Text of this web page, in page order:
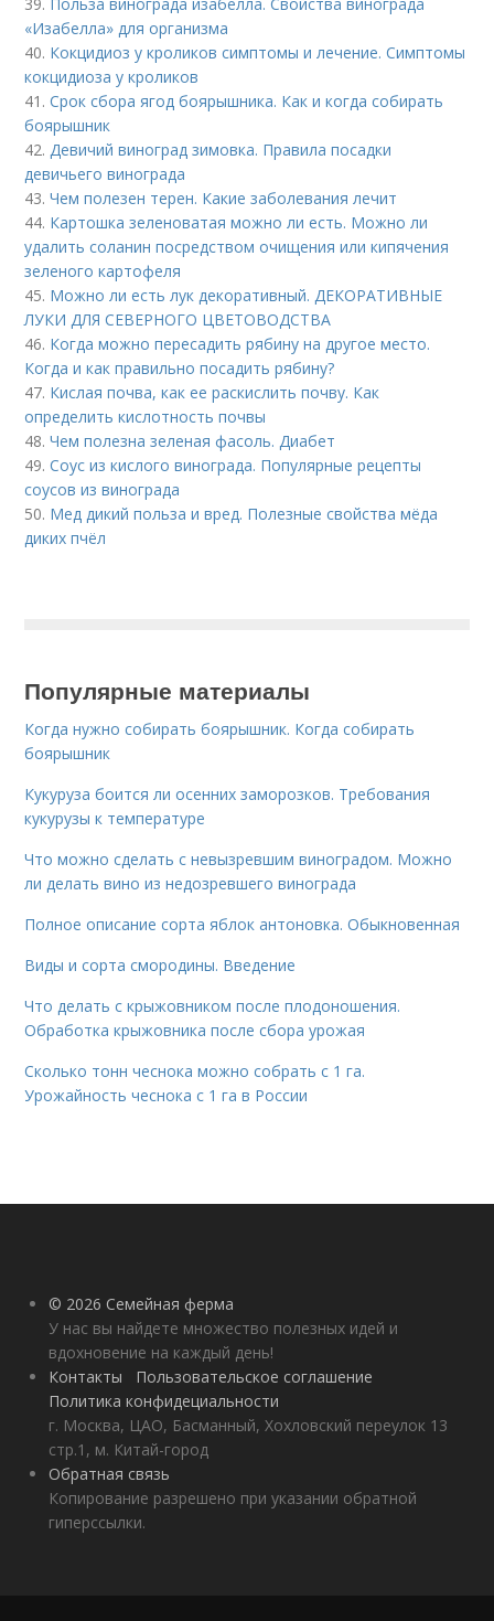
«Изабелла» для организма
40. Кокцидиоз у кроликов симптомы и лечение. Симптомы
кокцидиоза у кроликов
41.Срок сбора ягод боярышника. Как и когда собирать
боярышник
42.Девичий виноград зимовка. Правила посадки
девичьего винограда
43.Чем полезен терен. Какие заболевания лечит
44. Картошка зеленоватая можно ли есть. Можно ли
удалить соланин посредством очищения или кипячения
зеленого картофеля
45. Можно ли есть лук декоративный. ДЕКОРАТИВНЫЕ
ЛУКИ ДЛЯ СЕВЕРНОГО ЦВЕТОВОДСТВА
46. Когда можно пересадить рябину на другое место.
Когда и как правильно посадить рябину?
47. Кислая почва, как ее раскислить почву. Как
определить кислотность почвы
48.Чем полезна зеленая фасоль. Диабет
49.Соус из кислого винограда. Популярные рецепты
соусов из винограда
50. Мед дикий польза и вред. Полезные свойства мёда
диких пчёл
Популярные материалы
Когда нужно собирать боярышник. Когда собирать
боярышник
Кукуруза боится ли осенних заморозков. Требования
кукурузы к температуре
Что можно сделать с невызревшим виноградом. Можно
ли делать вино из недозревшего винограда
Полное описание сорта яблок антоновка. Обыкновенная
Виды и сорта смородины. Введение
Что делать с крыжовником после плодоношения.
Обработка крыжовника после сбора урожая
Сколько тонн чеснока можно собрать с 1 га.
Урожайность чеснока с 1 га в России
© 2026 Семейная ферма
У нас вы найдете множество полезных идей и
вдохновение на каждый день!
Контакты
Пользовательское соглашение
Политика конфидециальности
г. Москва, ЦАО, Басманный, Хохловский переулок 13
стр.1, м. Китай-город
Обратная связь
Копирование разрешено при указании обратной
гиперссылки.